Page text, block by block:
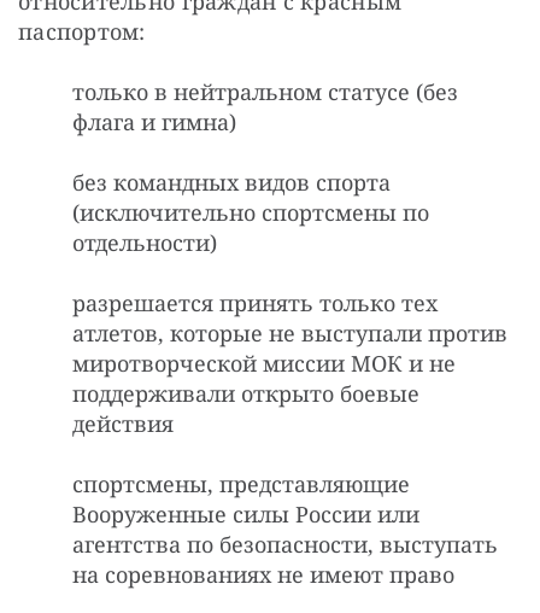
паспортом:
только в нейтральном статусе (без
флага и гимна)
без командных видов спорта
(исключительно спортсмены по
отдельности)
разрешается принять только тех
атлетов, которые не выступали против
миротворческой миссии МОК и не
поддерживали открыто боевые
действия
спортсмены, представляющие
Вооруженные силы России или
агентства по безопасности, выступать
на соревнованиях не имеют право